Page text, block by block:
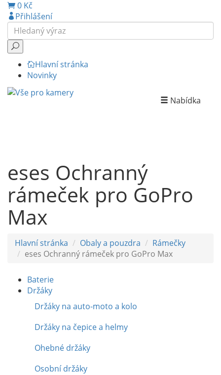
0 Kč
Přihlášení
Hlavní stránka
Novinky
Nabídka
eses Ochranný
rámeček pro GoPro
Max
Hlavní stránka Obaly a pouzdra
Rámečky
eses Ochranný rámeček pro GoPro Max
Baterie
Držáky
Držáky na auto-moto a kolo
Držáky na čepice a helmy
Ohebné držáky
Osobní držáky